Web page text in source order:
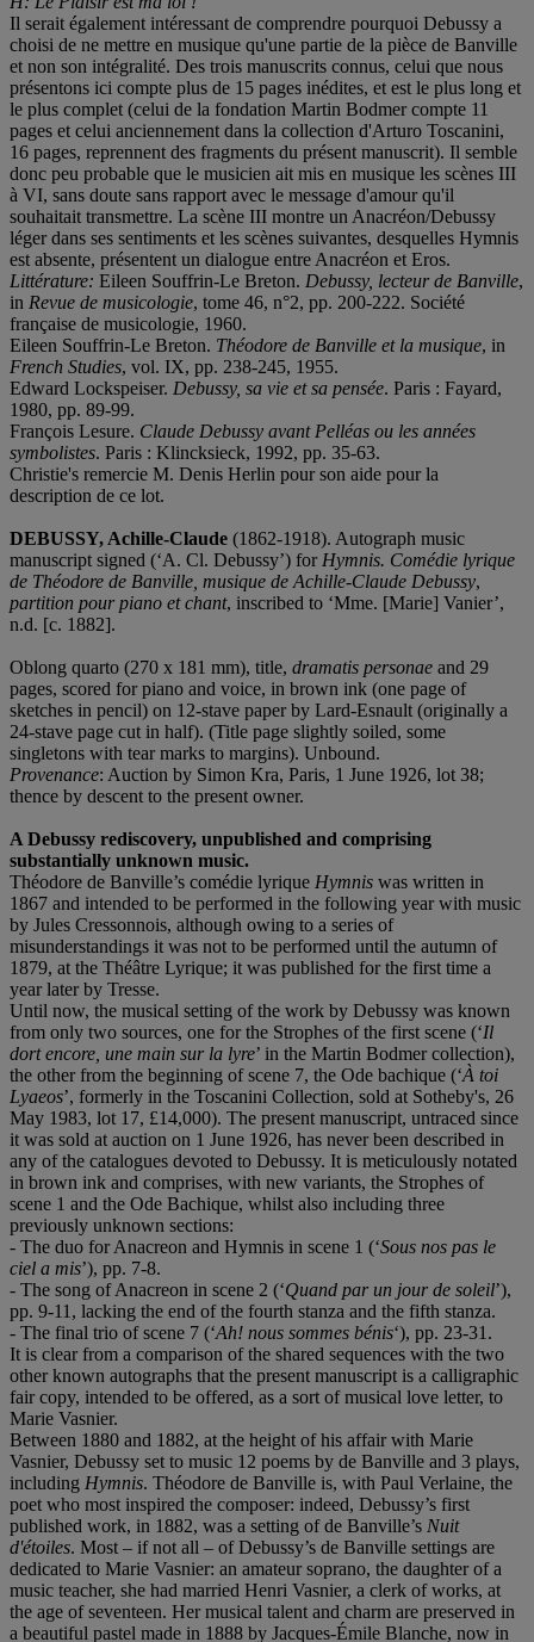
Il serait également intéressant de comprendre pourquoi Debussy a
choisi de ne mettre en musique qu'une partie de la pièce de Banville
et non son intégralité. Des trois manuscrits connus, celui que nous
présentons ici compte plus de 15 pages inédites, et est le plus long et
le plus complet (celui de la fondation Martin Bodmer compte 11
pages et celui anciennement dans la collection d'Arturo Toscanini,
16 pages, reprennent des fragments du présent manuscrit). Il semble
donc peu probable que le musicien ait mis en musique les scènes III
à VI, sans doute sans rapport avec le message d'amour qu'il
souhaitait transmettre. La scène III montre un Anacréon/Debussy
léger dans ses sentiments et les scènes suivantes, desquelles Hymnis
est absente, présentent un dialogue entre Anacréon et Eros.
Littérature: Eileen Souffrin-Le Breton. Debussy, lecteur de Banville,
in Revue de musicologie, tome 46, n°2, pp. 200-222. Société
française de musicologie, 1960.
Eileen Souffrin-Le Breton. Théodore de Banville et la musique, in
French Studies, vol. IX, pp. 238-245, 1955.
Edward Lockspeiser. Debussy, sa vie et sa pensée. Paris : Fayard,
1980, pp. 89-99.
François Lesure. Claude Debussy avant Pelléas ou les années
symbolistes. Paris : Klincksieck, 1992, pp. 35-63.
Christie's remercie M. Denis Herlin pour son aide pour la
description de ce lot.
DEBUSSY, Achille-Claude (1862-1918). Autograph music
manuscript signed (‘A. Cl. Debussy’) forHymnis. Comédie lyrique
de Théodore de Banville, musique de Achille-Claude Debussy,
partition pour piano et chant, inscribed to ‘Mme. [Marie] Vanier’,
n.d. [c. 1882].
Oblong quarto (270 x 181 mm), title, dramatis personae and 29
pages, scored for piano and voice, in brown ink (one page of
sketches in pencil) on 12-stave paper by Lard-Esnault (originally a
24-stave page cut in half). (Title page slightly soiled, some
singletons with tear marks to margins). Unbound.
Provenance: Auction by Simon Kra, Paris, 1 June 1926, lot 38;
thence by descent to the present owner.
A Debussy rediscovery, unpublished and comprising
substantially unknown music.
Théodore de Banville’s comédie lyrique Hymnis was written in
1867 and intended to be performed in the following year with music
by Jules Cressonnois, although owing to a series of
misunderstandings it was not to be performed until the autumn of
1879, at the Théâtre Lyrique; it was published for the first time a
year later by Tresse.
Until now, the musical setting of the work by Debussy was known
from only two sources, one for the Strophes of the first scene (‘Il
dort encore, une main sur la lyre’ in the Martin Bodmer collection),
the other from the beginning of scene 7, the Ode bachique (‘À toi
Lyaeos’, formerly in the Toscanini Collection, sold at Sotheby's, 26
May 1983, lot 17, £14,000). The present manuscript, untraced since
it was sold at auction on 1 June 1926, has never been described in
any of the catalogues devoted to Debussy. It is meticulously notated
in brown ink and comprises, with new variants, the Strophes of
scene 1 and the Ode Bachique, whilst also including three
previously unknown sections:
- The duo for Anacreon and Hymnis in scene 1 (‘Sous nos pas le
ciel a mis’), pp. 7-8.
- The song of Anacreon in scene 2 (‘Quand par un jour de soleil’),
pp. 9-11, lacking the end of the fourth stanza and the fifth stanza.
- The final trio of scene 7 (‘Ah! nous sommes bénis‘), pp. 23-31.
It is clear from a comparison of the shared sequences with the two
other known autographs that the present manuscript is a calligraphic
fair copy, intended to be offered, as a sort of musical love letter, to
Marie Vasnier.
Between 1880 and 1882, at the height of his affair with Marie
Vasnier, Debussy set to music 12 poems by de Banville and 3 plays,
including Hymnis. Théodore de Banville is, with Paul Verlaine, the
poet who most inspired the composer: indeed, Debussy’s first
published work, in 1882, was a setting of de Banville’s Nuit
d'étoiles. Most – if not all – of Debussy’s de Banville settings are
dedicated to Marie Vasnier: an amateur soprano, the daughter of a
music teacher, she had married Henri Vasnier, a clerk of works, at
the age of seventeen. Her musical talent and charm are preserved in
a beautiful pastel made in 1888 by Jacques-Émile Blanche, now in